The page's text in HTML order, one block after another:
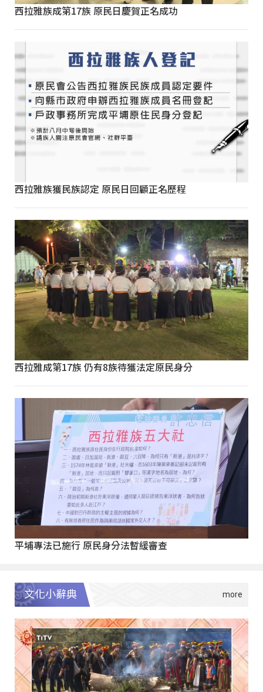
西拉雅族成第17族 原民日慶賀正名成功
西拉雅族獲民族認定 原民日回顧正名歷程
西拉雅成第17族 仍有8族待獲法定原民身分
平埔專法已施行 原民身分法暫緩審查
文化小辭典